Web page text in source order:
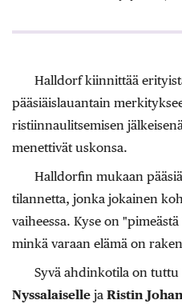
Halldorf kiinnittää
pääsiäislauantain
ristiinnaulitsemisen
menettivät uskonsa.
Halldorfin mukaan
tilannetta, jonka jokainen
vaiheessa. Kyse on
minkä varaan elämä on
Syvä ahdinkotila on
Nyssalaiselle ja Ristin